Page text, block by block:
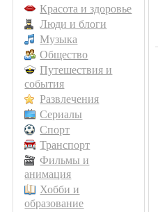
Красота и здоровье
Люди и блоги
Музыка
Общество
Путешествия и
события
Развлечения
Сериалы
Спорт
Транспорт
Фильмы и
анимация
Хобби и
образование